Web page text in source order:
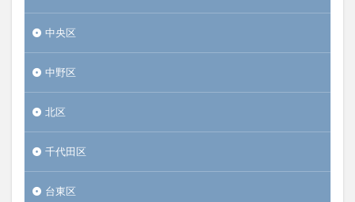
中央区
中野区
北区
千代田区
台東区